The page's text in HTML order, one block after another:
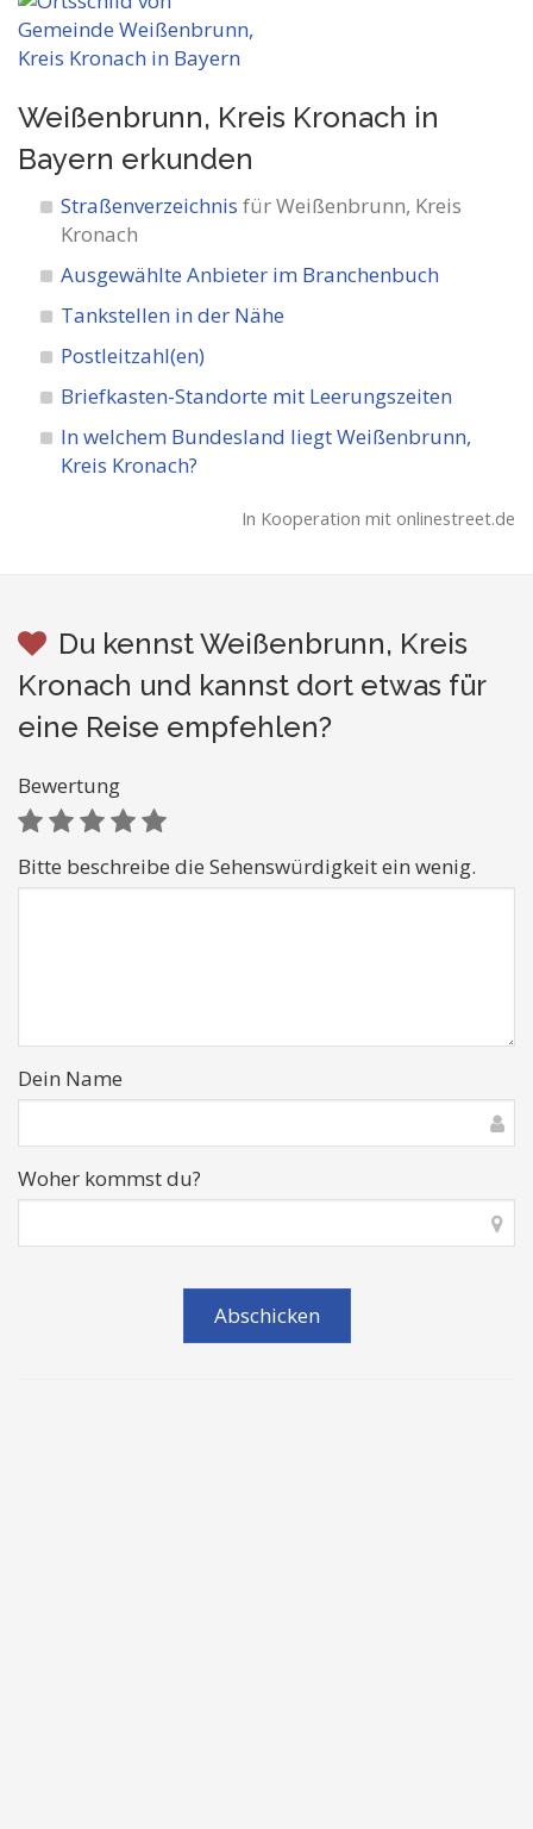
Weißenbrunn, Kreis Kronach in
Bayern erkunden
Straßenverzeichnis für Weißenbrunn, Kreis
Kronach
Ausgewählte Anbieter im Branchenbuch
Tankstellen in der Nähe
Postleitzahl(en)
Briefkasten-Standorte mit Leerungszeiten
In welchem Bundesland liegt Weißenbrunn,
Kreis Kronach?
In Kooperation mit onlinestreet.de
Du kennst Weißenbrunn, Kreis
Kronach und kannst dort etwas für
eine Reise empfehlen?
Bewertung
Bitte beschreibe die Sehenswürdigkeit ein wenig.
Dein Name
Woher kommst du?